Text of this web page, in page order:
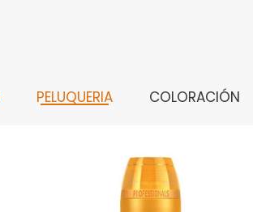
PELUQUERIA COLORACIÓN